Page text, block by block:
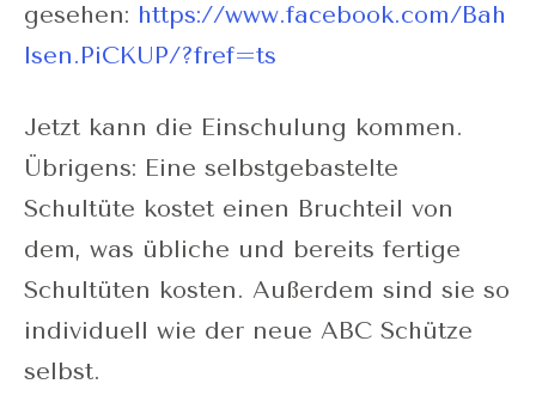
gesehen: https://www.facebook.com/Bah
lsen.PiCKUP/?fref=ts
Jetzt kann die Einschulung kommen.
Übrigens: Eine selbstgebastelte
Schultüte kostet einen Bruchteil von
dem, was übliche und bereits fertige
Schultüten kosten. Außerdem sind sie so
individuell wie der neue ABC Schütze
selbst.